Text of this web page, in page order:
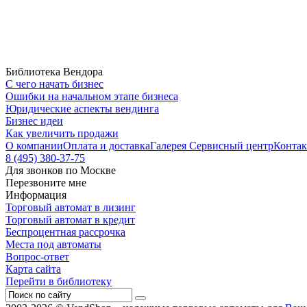
Библиотека Вендора
С чего начать бизнес
Ошибки на начальном этапе бизнеса
Юридические аспекты вендинга
Бизнес идеи
Как увеличить продажи
О компанииОплата и доставкаГалерея Сервисный центр
8 (495) 380-37-75
Для звонков по Москве
Перезвоните мне
Информация
Торговый автомат в лизинг
Торговый автомат в кредит
Беспроцентная рассрочка
Места под автоматы
Вопрос-ответ
Карта сайта
Перейти в библиотеку